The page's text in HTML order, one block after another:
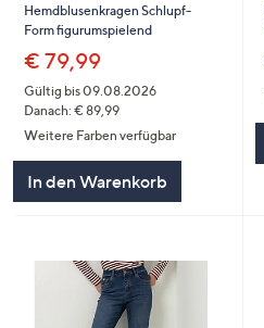
Hemdblusenkragen Schlupf-
Form figurumspielend
€ 79,99
Gültig bis 09.08.2026
Danach: € 89,99
Weitere Farben verfügbar
In den Warenkorb